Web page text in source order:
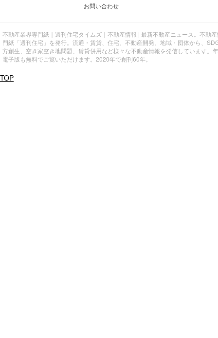
お問い合わせ
不動産業界専門紙｜週刊住宅タイムズ｜不動産情報 | 最新不動産ニュース。不動
門紙「週刊住宅」を発行。流通・賃貸、住宅、不動産開発、地域・団体から、
方創生、空き家空き地問題、賃貸併用など様々な不動産情報を発信しています。
電子版も無料でご覧いただけます。2020年で創刊60年。
TOP